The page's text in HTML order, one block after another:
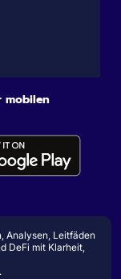
mobilen
Analysen, Leitfäden
DeFi mit Klarheit,